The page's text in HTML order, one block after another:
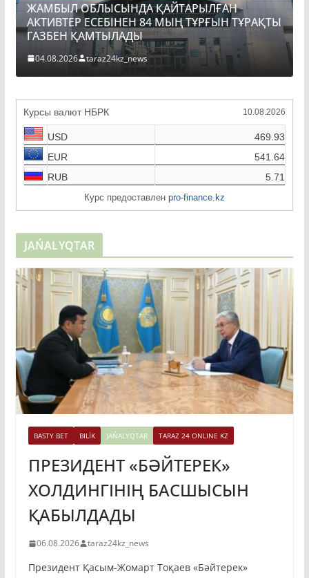
ЖАМБЫЛ ОБЛЫСЫНДА ҚАЙТАРЫЛҒАН
АКТИВТЕР ЕСЕБІНЕН 84 МЫҢ ТҰРҒЫН ТҰРАҚТЫ
ГАЗБЕН ҚАМТЫЛАДЫ
04.08.2026 taraz24kz_news
Курсы валют НБРК 10.08.2026
USD
469.93
EUR
541.64
RUB
5.71
Курс предоставлен pro-finance.kz
JAŃALYQTAR
BASTY BET BILİK JAŃALYQTAR TARAZ 24 ONLINE KZ
ПРЕЗИДЕНТ «БӘЙТЕРЕК»
ХОЛДИНГІНІҢ БАСШЫСЫН
ҚАБЫЛДАДЫ
06.08.2026 taraz24kz_news
Президент Қасым-Жомарт Тоқаев «Бәйтерек»